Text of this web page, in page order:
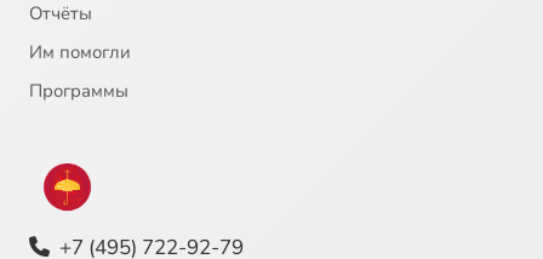
Отчёты
Им помогли
Программы
+7 (495) 722-92-79